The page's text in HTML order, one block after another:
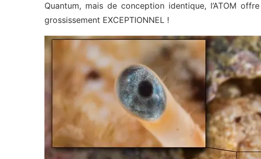
Quantum, mais de conception identique, l’ATOM
grossissement EXCEPTIONNEL !